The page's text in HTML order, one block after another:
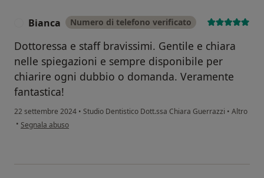
Bianca Numero di telefono verificato
Dottoressa e staff bravissimi. Gentile e chiara
nelle spiegazioni e sempre disponibile per
chiarire ogni dubbio o domanda. Veramente
fantastica!
22 settembre 2024 • Studio Dentistico Dott.ssa Chiara Guerrazzi • Altro
• secondo l'opinione dell'utente Bianca
Segnala abuso